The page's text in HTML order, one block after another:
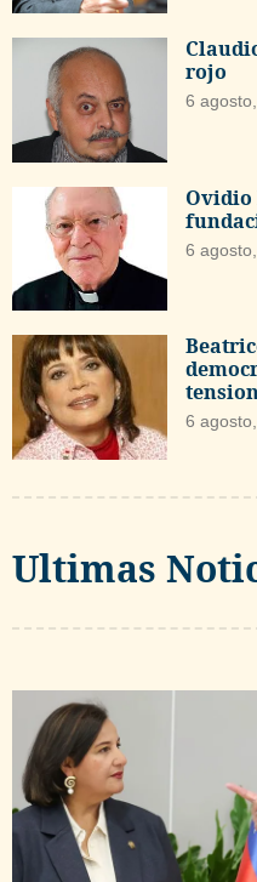
rojo
6
Ovidio
6
6
Ultimas